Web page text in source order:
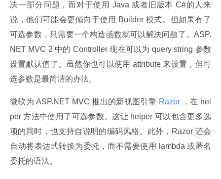
决一部分问题，而对于使用 Java 或者旧版本 C#的人来
说，他们可能会更倾向于使用 Builder 模式。但如果有了
可选参数，只需要一个构造函数就可以解决问题了。ASP.
NET MVC 2 中的 Controller 现在可以为 query string 参数
设置默认值了。虽然你也可以使用 attribute 来设置，但可
选参数是最简洁的办法。
微软为 ASP.NET MVC 推出的新视图引擎 Razor
，在 hel
per 方法中使用了可选参数。这让 helper 可以包含更多选
项的同时，也支持自说明的编码风格。此外，Razor 还会
自动将表达式转换为委托，而不需要使用 lambda 或匿名
委托的语法。